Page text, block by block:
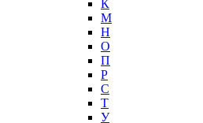
К
М
Н
О
П
Р
С
Т
У